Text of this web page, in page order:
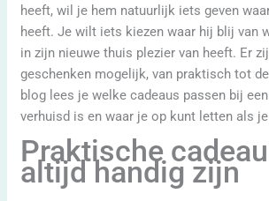
heeft, wil je hem natuurlijk iets geven
heeft. Je wilt iets kiezen waar hij blij van
in zijn nieuwe thuis plezier van heeft. Er
geschenken mogelijk, van praktisch tot
blog lees je welke cadeaus passen bij
verhuisd is en waar je op kunt letten als
Praktische
altijd handig zijn